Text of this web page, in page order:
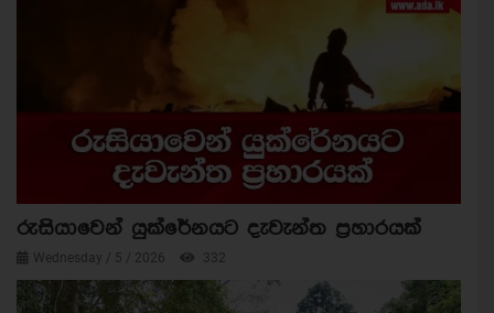
රුසියාවෙන් යුක්රේනයට දැවැන්ත ප්‍රහාරයක්
Wednesday / 5 / 2026 332